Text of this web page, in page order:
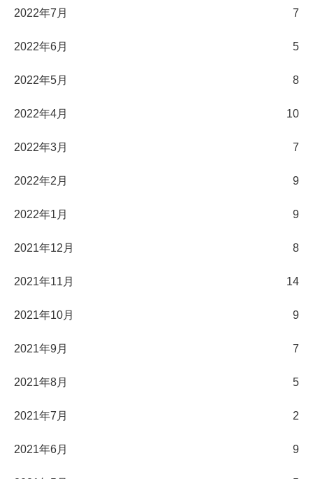
2022年7月 7
2022年6月 5
2022年5月 8
2022年4月 10
2022年3月 7
2022年2月 9
2022年1月 9
2021年12月 8
2021年11月 14
2021年10月 9
2021年9月 7
2021年8月 5
2021年7月 2
2021年6月 9